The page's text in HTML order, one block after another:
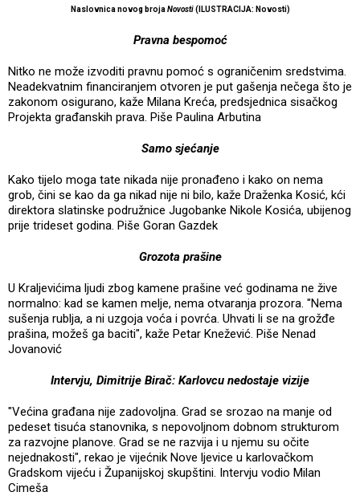
Naslovnica novog brojaNovosti(ILUSTRACIJA: Novosti)
Pravna bespomoć
Nitko ne može izvoditi pravnu pomoć s ograničenim sredstvima.
Neadekvatnim financiranjem otvoren je put gašenja nečega što je
zakonom osigurano, kaže Milana Kreća, predsjednica sisačkog
Projekta građanskih prava. Piše Paulina Arbutina
Samo sjećanje
Kako tijelo moga tate nikada nije pronađeno i kako on nema
grob, čini se kao da ga nikad nije ni bilo, kaže Draženka Kosić, kći
direktora slatinske podružnice Jugobanke Nikole Kosića, ubijenog
prije trideset godina. Piše Goran Gazdek
Grozota prašine
U Kraljevićima ljudi zbog kamene prašine već godinama ne žive
normalno: kad se kamen melje, nema otvaranja prozora. "Nema
sušenja rublja, a ni uzgoja voća i povrća. Uhvati li se na grožđe
prašina, možeš ga baciti", kaže Petar Knežević. Piše Nenad
Jovanović
Intervju, Dimitrije Birač: Karlovcu nedostaje vizije
"Većina građana nije zadovoljna. Grad se srozao na manje od
pedeset tisuća stanovnika, s nepovoljnom dobnom strukturom
za razvojne planove. Grad se ne razvija i u njemu su očite
nejednakosti", rekao je vijećnik Nove ljevice u karlovačkom
Gradskom vijeću i Županijskoj skupštini. Intervju vodio Milan
Cimeša